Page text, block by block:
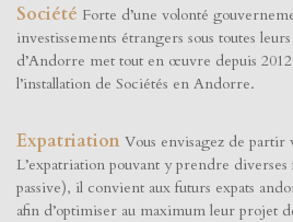
Société Forte d’une volonté
investissements étrangers sous toutes
d’Andorre met tout en œuvre depuis
l’installation de Sociétés en Andorre.
Expatriation Vous envisagez de
L’expatriation pouvant y prendre
passive), il convient aux futurs expats
afin d’optimiser au maximum leur projet